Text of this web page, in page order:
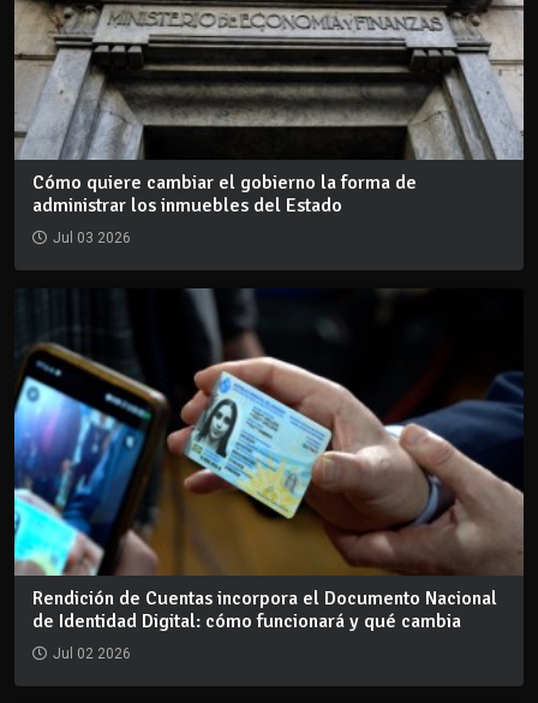
Cómo quiere cambiar el gobierno la forma de
administrar los inmuebles del Estado
Jul 03 2026
Rendición de Cuentas incorpora el Documento Nacional
de Identidad Digital: cómo funcionará y qué cambia
Jul 02 2026